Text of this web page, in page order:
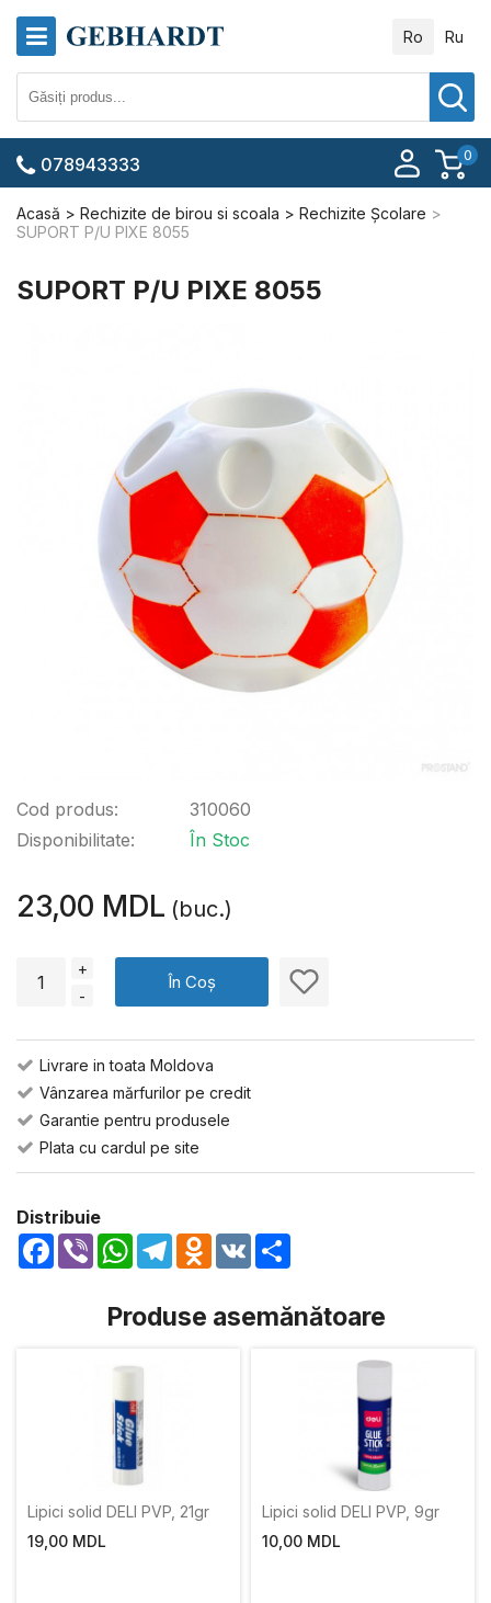
Ro Ru
0
078943333
Acasă Rechizite de birou si scoala
Rechizite Școlare
SUPORT P/U PIXE 8055
SUPORT P/U PIXE 8055
Cod produs:
Disponibilitate:
310060
În Stoc
23,00 MDL (buc.)
+
-
În Coș
Livrare in toata Moldova
Vânzarea mărfurilor pe credit
Garantie pentru produsele
Plata cu cardul pe site
Distribuie
Facebook
Viber WhatsApp
TelegramOdnoklassniki
VK
Produse asemănătoare
Lipici solid DELI PVP, 21gr
19,00 MDL
Lipici solid DELI PVP, 9gr
10,00 MDL